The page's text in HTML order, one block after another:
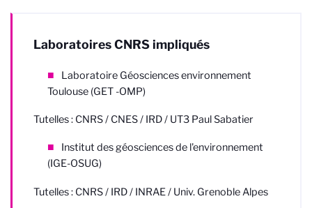
Laboratoires CNRS impliqués
Laboratoire Géosciences environnement
Toulouse (GET -OMP)
Tutelles : CNRS / CNES / IRD / UT3 Paul Sabatier
Institut des géosciences de l'environnement
(IGE-OSUG)
Tutelles : CNRS / IRD / INRAE / Univ. Grenoble Alpes